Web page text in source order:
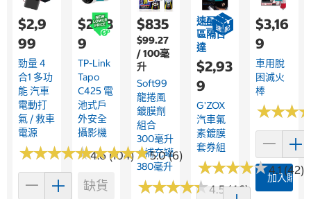
$2,9
99
勁量 4
合1 多功
能 汽車
電動打
氣 / 救車
電源
★★★★★
★★★★★4.6 (104)
$2,28
9
TP-Link
Tapo
C425 電
池式戶
外安全
攝影機
★★★★★
★★★★★5.0 (6)
缺貨
$835
$99.27
/ 100毫
升
Soft99
龍捲風
鍍膜劑
組合
300毫升
+ 補充罐
380毫升
★★★★★
★★★★★4.5 (46)
速配限
區隔日
達
$2,93
9
G'ZOX
汽車氟
素鍍膜
套券組
★★★★★
★★★★★4.1 (42)
$3,16
9
車用脫
困滅火
棒
★★★
★★★
加入購物